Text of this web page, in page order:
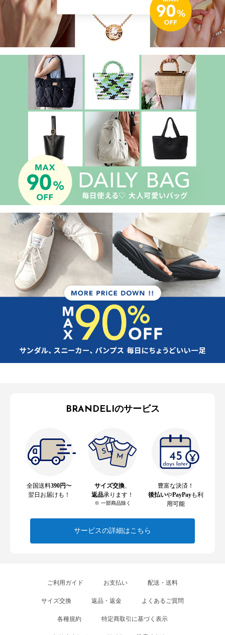
BRANDELIのサービス
全国送料390円〜
翌日お届けも！
サイズ交換
返品承ります！
※ 一部商品除く
豊富な決済！
後払いやPayPayも利
用可能
サービスの詳細はこちら
ご利用ガイド お支払い 配送・送料
サイズ交換 返品・返金 よくあるご質問
各種規約 特定商取引に基づく表示